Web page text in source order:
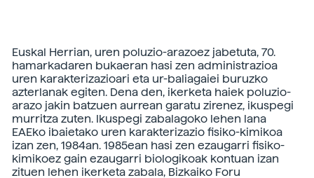
Euskal Herrian, uren poluzio-arazoez jabetuta, 70.
hamarkadaren bukaeran hasi zen administrazioa
uren karakterizazioari eta ur-baliagaiei buruzko
azterlanak egiten. Dena den, ikerketa haiek poluzio-
arazo jakin batzuen aurrean garatu zirenez, ikuspegi
murritza zuten. Ikuspegi zabalagoko lehen lana
EAEko ibaietako uren karakterizazio fisiko-kimikoa
izan zen, 1984an. 1985ean hasi zen ezaugarri fisiko-
kimikoez gain ezaugarri biologikoak kontuan izan
zituen lehen ikerketa zabala, Bizkaiko Foru